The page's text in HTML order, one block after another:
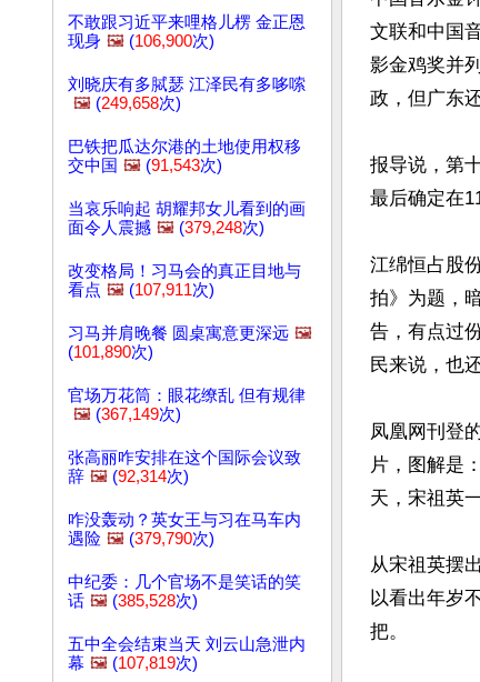
不敢跟习近平来哩格儿楞 金正恩
现身 🖼️ (106,900次)
刘晓庆有多脦瑟 江泽民有多哆嗦
🖼️ (249,658次)
巴铁把瓜达尔港的土地使用权移
交中国 🖼️ (91,543次)
当哀乐响起 胡耀邦女儿看到的画
面令人震撼 🖼️ (379,248次)
改变格局！习马会的真正目地与
看点 🖼️ (107,911次)
习马并肩晚餐 圆桌寓意更深远 🖼️
(101,890次)
官场万花筒：眼花缭乱 但有规律
🖼️ (367,149次)
张高丽咋安排在这个国际会议致
辞 🖼️ (92,314次)
咋没轰动？英女王与习在马车内
遇险 🖼️ (379,790次)
中纪委：几个官场不是笑话的笑
话 🖼️ (385,528次)
五中全会结束当天 刘云山急泄内
幕 🖼️ (107,819次)
文联和中国
影金鸡奖并
政，但广东
报导说，第
最后确定在
江绵恒占股
拍》为题，
告，有点过
民来说，也
凤凰网刊登
片，图解是
天，宋祖英
从宋祖英摆
以看出年岁
把。